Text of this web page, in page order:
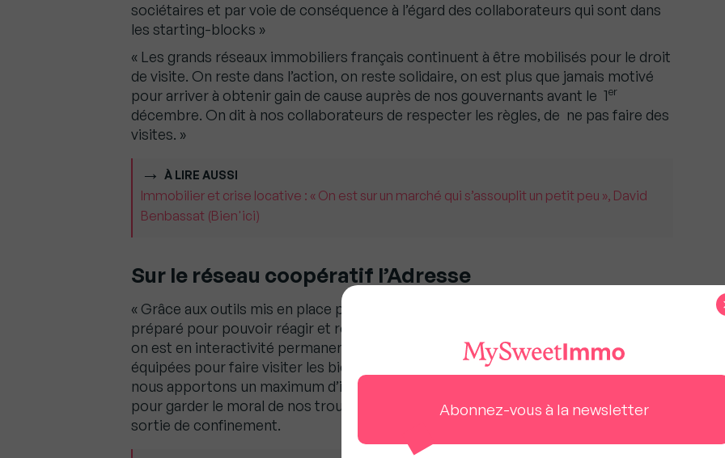
sociétaires et par voie de conséquence à l’égard des collaborateurs qui sont dans
les starting-blocks »
« Les grands réseaux immobiliers français continuent à être mobilisés pour le droit
de visite. On reste dans l’action, on reste solidaire, on est plus que jamais motivé
pour arriver à obtenir gain de cause auprès de nos gouvernants avant le 1er
décembre. On dit à nos collaborateurs de respecter les règles, de ne pas faire des
visites. »
À LIRE AUSSI
Immobilier et crise locative : « On est sur un marché qui s’assouplit un petit peu », David
Benbassat (Bien'ici)
Sur le réseau coopératif l’Adresse
« Grâce aux outils mis en place pendant le premier confinement, on est mieux
préparé pour pouvoir réagir et répondre à ce deuxième confinement. Aujourd’hui
on est en interactivité permanente à l’instant t avec nos clients, nos agences sont
équipées pour faire visiter les biens à distance et avec les présidents de région,
nous apportons un maximum d’informations de soutien et d’accompagnement
pour garder le moral de nos troupes et préparer justement au mieux la sortie de la
sortie de confinement.
Abonnez-vous à la newsletter